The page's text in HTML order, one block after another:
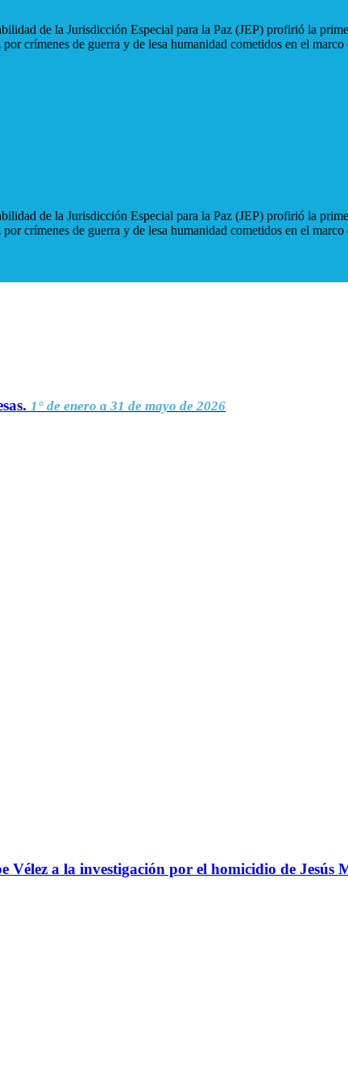
de la Jurisdicción Especial para la Paz (JEP) profirió la
crímenes de guerra y de lesa humanidad cometidos en el
de la Jurisdicción Especial para la Paz (JEP) profirió la
crímenes de guerra y de lesa humanidad cometidos en el
1° de enero a 31 de mayo de 2026
a la investigación por el homicidio de Jesús